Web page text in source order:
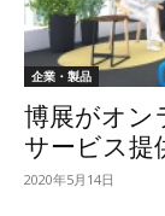
企業・製品
博展がオン
サービス提
2020年5月14日